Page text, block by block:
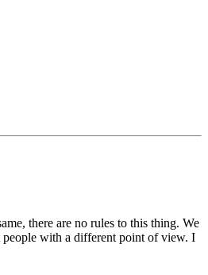
there are no rules to this thing. We
people with a different point of view. I